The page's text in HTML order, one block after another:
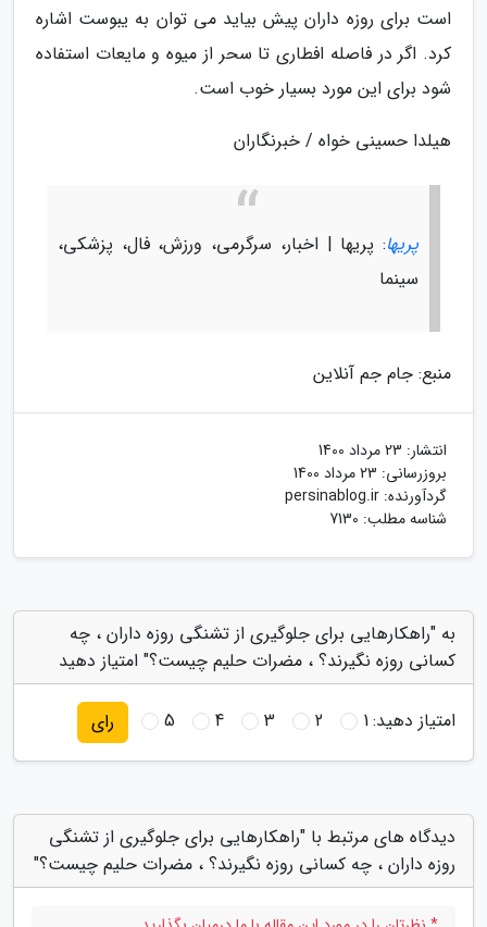
است برای روزه داران پیش بیاید می توان به یبوست اشاره
کرد. اگر در فاصله افطاری تا سحر از میوه و مایعات استفاده
شود برای این مورد بسیار خوب است.
هیلدا حسینی خواه / خبرنگاران
پریها: پریها | اخبار، سرگرمی، ورزش، فال، پزشکی،
سینما
منبع: جام جم آنلاین
انتشار: 23 مرداد 1400
بروزرسانی: 23 مرداد 1400
گردآورنده: persinablog.ir
شناسه مطلب: 7130
به "راهکارهایی برای جلوگیری از تشنگی روزه داران ، چه
کسانی روزه نگیرند؟ ، مضرات حلیم چیست؟" امتیاز دهید
امتیاز دهید:1
2
3
4
5 رای
دیدگاه های مرتبط با "راهکارهایی برای جلوگیری از تشنگی
روزه داران ، چه کسانی روزه نگیرند؟ ، مضرات حلیم چیست؟"